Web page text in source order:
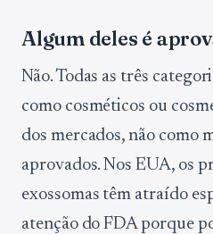
Algum deles é
Não. Todas as três
como cosméticos ou
dos mercados, não como
aprovados. Nos EUA, os
exossomas têm atraído
atenção do FDA porque